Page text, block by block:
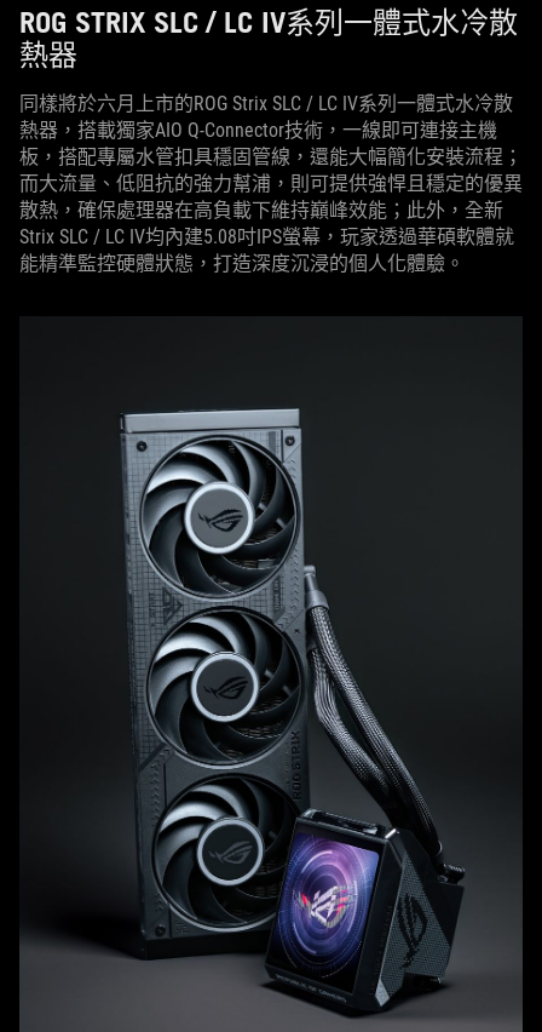
ROG STRIX SLC / LC IV系列一體式水冷散
熱器
同樣將於六月上市的ROG Strix SLC / LC IV系列一體式水冷散
熱器，搭載獨家AIO Q-Connector技術，一線即可連接主機
板，搭配專屬水管扣具穩固管線，還能大幅簡化安裝流程；
而大流量、低阻抗的強力幫浦，則可提供強悍且穩定的優異
散熱，確保處理器在高負載下維持巔峰效能；此外，全新
Strix SLC / LC IV均內建5.08吋IPS螢幕，玩家透過華碩軟體就
能精準監控硬體狀態，打造深度沉浸的個人化體驗。